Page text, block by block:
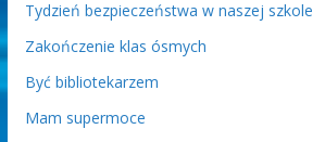
Tydzień bezpieczeństwa w naszej szkole
Zakończenie klas ósmych
Być bibliotekarzem
Mam supermoce